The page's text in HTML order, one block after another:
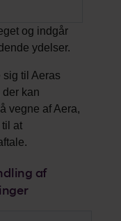
og indgår
ydelser.
til Aeras
kan
vegne af Aera,
at
af